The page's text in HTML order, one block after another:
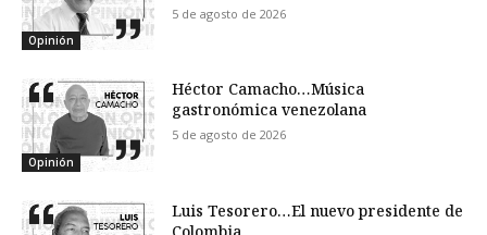
Opinión
5 de agosto de 2026
Opinión
Héctor Camacho…Música
gastronómica venezolana
5 de agosto de 2026
Luis Tesorero…El nuevo presidente de